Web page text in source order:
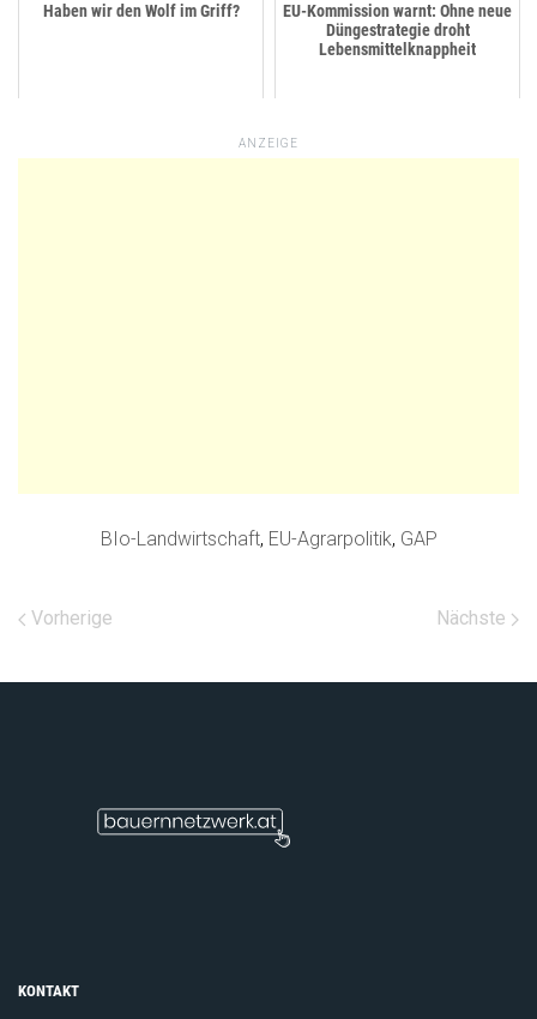
Haben wir den Wolf im Griff?
EU-Kommission warnt: Ohne neue
Düngestrategie droht
Lebensmittelknappheit
ANZEIGE
BIo-Landwirtschaft, EU-Agrarpolitik, GAP
Vorherige Nächste
KONTAKT